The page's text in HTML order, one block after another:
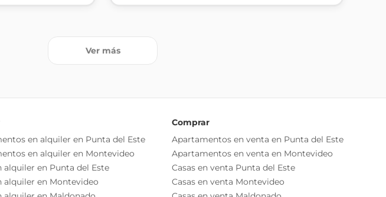
Ver más
en alquiler en Punta del Este
en alquiler en Montevideo
alquiler en Punta del Este
alquiler en Montevideo
Comprar
Apartamentos en venta en Punta del Este
Apartamentos en venta en Montevideo
Casas en venta Punta del Este
Casas en venta Montevideo